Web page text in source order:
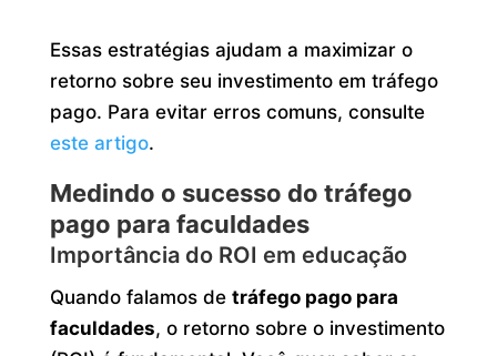
Essas estratégias ajudam a maximizar o
retorno sobre seu investimento em tráfego
pago. Para evitar erros comuns, consulte
este artigo.
Medindo o sucesso do tráfego
pago para faculdades
Importância do ROI em educação
Quando falamos de tráfego pago para
faculdades, o retorno sobre o investimento